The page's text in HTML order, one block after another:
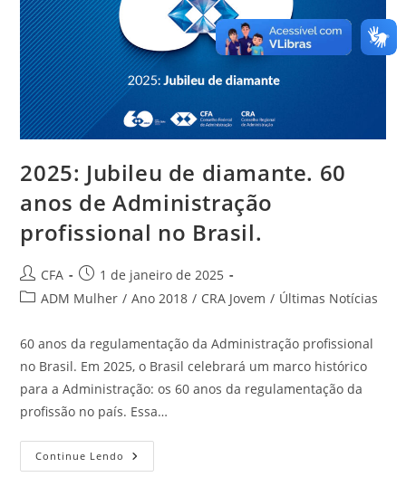
2025: Jubileu de diamante. 60
anos de Administração
profissional no Brasil.
CFA
1 de janeiro de 2025
ADM Mulher / Ano 2018 / CRA Jovem / Últimas Notícias
60 anos da regulamentação da Administração profissional
no Brasil. Em 2025, o Brasil celebrará um marco histórico
para a Administração: os 60 anos da regulamentação da
profissão no país. Essa…
Continue Lendo